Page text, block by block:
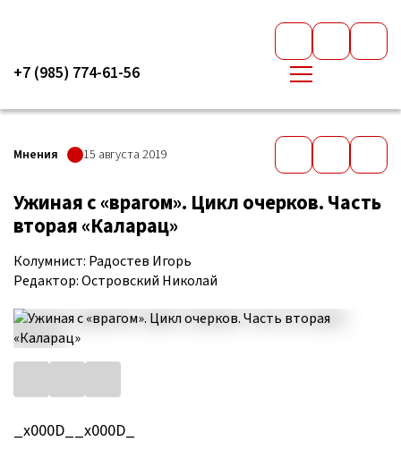
+7 (985) 774-61-56
Мнения 15 августа 2019
Ужиная с «врагом». Цикл очерков. Часть
вторая «Каларац»
Колумнист: Радостев Игорь
Редактор: Островский Николай
_x000D__x000D_